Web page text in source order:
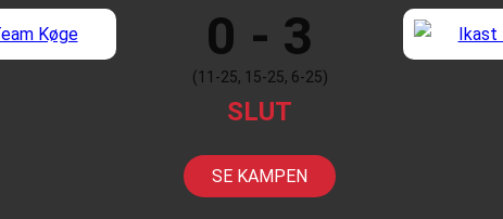
0 - 3
(11-25, 15-25, 6-25)
SLUT
SE KAMPEN